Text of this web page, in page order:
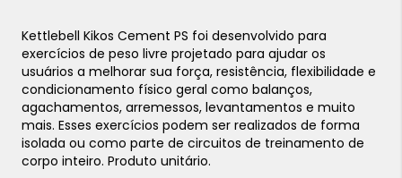
Kettlebell Kikos Cement PS foi desenvolvido para
exercícios de peso livre projetado para ajudar os
usuários a melhorar sua força, resistência, flexibilidade e
condicionamento físico geral como balanços,
agachamentos, arremessos, levantamentos e muito
mais. Esses exercícios podem ser realizados de forma
isolada ou como parte de circuitos de treinamento de
corpo inteiro. Produto unitário.